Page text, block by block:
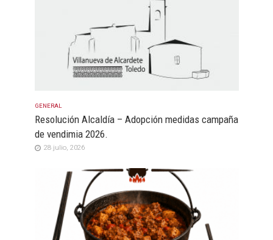
GENERAL
Resolución Alcaldía – Adopción medidas campaña
de vendimia 2026.
28 julio, 2026